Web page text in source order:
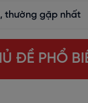
thường gặp nhất
ĐỀ PHỔ